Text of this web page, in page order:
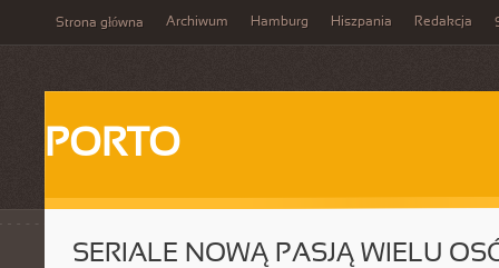
Strona główna Archiwum Hamburg Hiszpania Redakcja
PORTO
SERIALE NOWĄ PASJĄ WIELU